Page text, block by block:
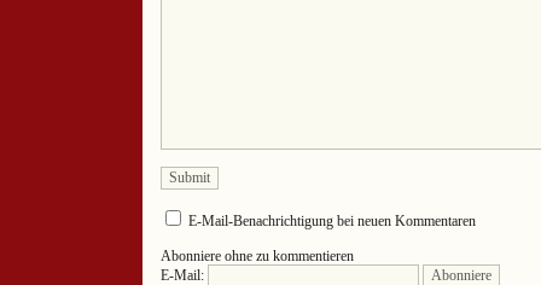
E-Mail-Benachrichtigung bei neuen Kommentaren
Abonniere ohne zu kommentieren
E-Mail: